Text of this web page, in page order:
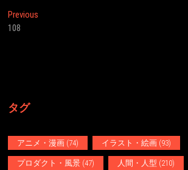
投
稿
ー
シ
ョ
Previous
108
タグ
アニメ・漫画 (74) イラスト・絵画 (93)
プロダクト・風景 (47) 人間・人型 (210)